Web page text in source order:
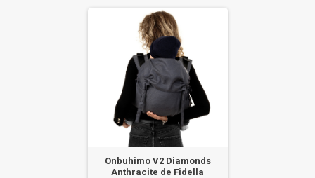
Onbuhimo V2 Diamonds
Anthracite de Fidella